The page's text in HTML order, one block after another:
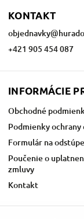
KONTAKT
objednavky@
+421 905 454 087
INFORMÁCIE
Obchodné
Podmienky ochrany
Formulár na
Poučenie o
zmluvy
Kontakt